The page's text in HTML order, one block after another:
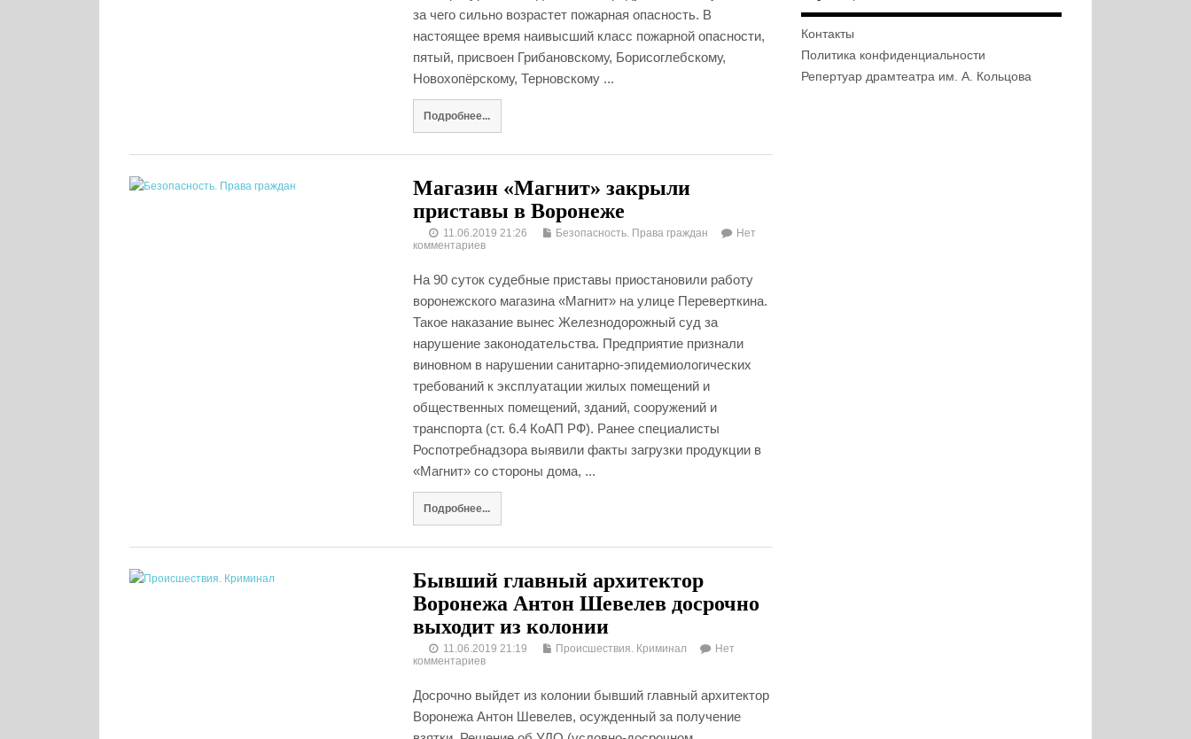
за чего сильно возрастет пожарная опасность. В
настоящее время наивысший класс пожарной опасности,
пятый, присвоен Грибановскому, Борисоглебскому,
Новохопёрскому, Терновскому ...
Подробнее...
Магазин «Магнит» закрыли
приставы в Воронеже
11.06.2019 21:26 Безопасность. Права граждан
Нет
комментариев
На 90 суток судебные приставы приостановили работу
воронежского магазина «Магнит» на улице Переверткина.
Такое наказание вынес Железнодорожный суд за
нарушение законодательства. Предприятие признали
виновном в нарушении санитарно-эпидемиологических
требований к эксплуатации жилых помещений и
общественных помещений, зданий, сооружений и
транспорта (ст. 6.4 КоАП РФ). Ранее специалисты
Роспотребнадзора выявили факты загрузки продукции в
«Магнит» со стороны дома, ...
Подробнее...
Бывший главный архитектор
Воронежа Антон Шевелев досрочно
выходит из колонии
11.06.2019 21:19 Происшествия. Криминал
Нет
комментариев
Досрочно выйдет из колонии бывший главный архитектор
Воронежа Антон Шевелев, осужденный за получение
Контакты
Политика конфиденциальности
Репертуар драмтеатра им. А. Кольцова